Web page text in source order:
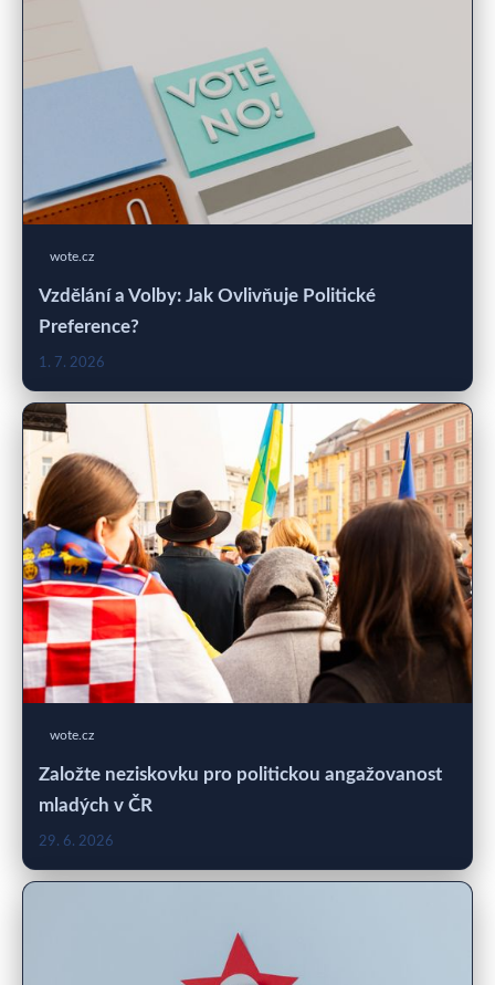
wote.cz
Vzdělání a Volby: Jak Ovlivňuje Politické
Preference?
1. 7. 2026
wote.cz
Založte neziskovku pro politickou angažovanost
mladých v ČR
29. 6. 2026